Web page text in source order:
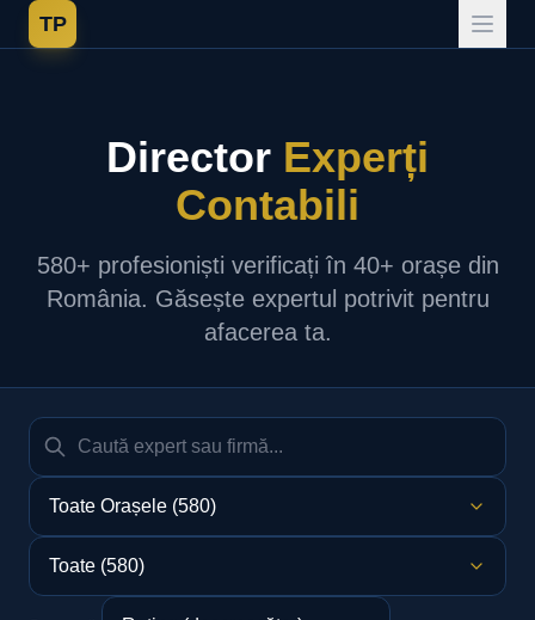
TP
Director Experți
Contabili
580+ profesioniști verificați în 40+ orașe din
România. Găsește expertul potrivit pentru
afacerea ta.